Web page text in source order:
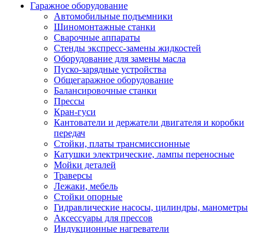
Гаражное оборудование
Автомобильные подъемники
Шиномонтажные станки
Сварочные аппараты
Стенды экспресс-замены жидкостей
Оборудование для замены масла
Пуско-зарядные устройства
Общегаражное оборудование
Балансировочные станки
Прессы
Кран-гуси
Кантователи и держатели двигателя и коробки
передач
Стойки, платы трансмиссионные
Катушки электрические, лампы переносные
Мойки деталей
Траверсы
Лежаки, мебель
Стойки опорные
Гидравлические насосы, цилиндры, манометры
Аксессуары для прессов
Индукционные нагреватели